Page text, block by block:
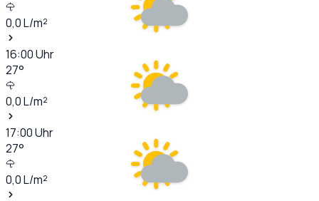
0,0L/m²
16:00Uhr
27°
0,0L/m²
17:00Uhr
27°
0,0L/m²